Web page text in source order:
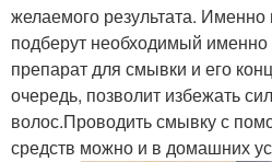
желаемого результата.
подберут необходимый
препарат для смывки и его
очередь, позволит избежать
волос.Проводить смывку с
средств можно и в домашних